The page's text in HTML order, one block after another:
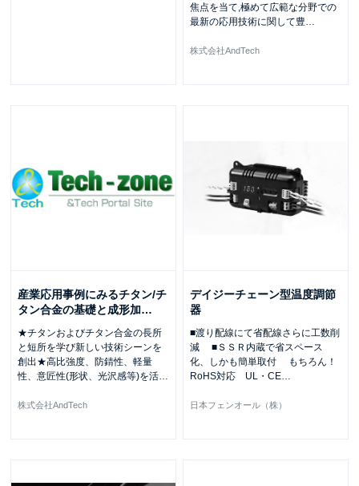
焦点を当て,極めて広範な分野での
最新の応用技術に関して豊…
株式会社AndTech
産業応用事例にみるチタン/チ
タン合金の基礎と成形加…
★チタンおよびチタン合金の長所
と短所を学び新しい技術シーンを
創出★高比強度、防錆性、軽量
性、意匠性(形状、光沢感等)を活
株式会社AndTech
デイジーチェーン型温度調節
器
■渡り配線にて省配線さらに工数削
減 ■ＳＳＲ内蔵で省スペース
化、しかも簡単取付 もちろん！
RoHS対応 UL・CE
日本フェンオール（株）